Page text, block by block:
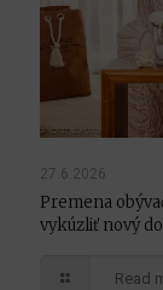
27.6.2026
Premena
vykúzliť nový
Read